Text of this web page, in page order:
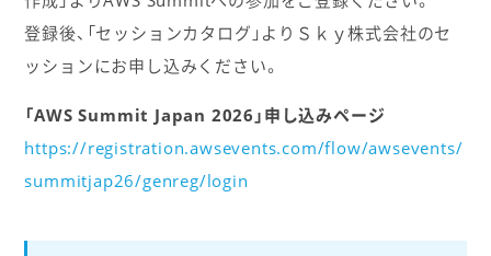
登録後、「セッションカタログ」よりＳｋｙ株式会社のセ
ッションにお申し込みください。
「AWS Summit Japan 2026」申し込みページ
https://registration.awsevents.com/flow/awsevents/
summitjap26/genreg/login